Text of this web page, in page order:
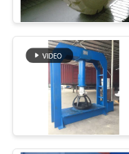
QUALITÀ
CONTATTACI
NOTIZIE